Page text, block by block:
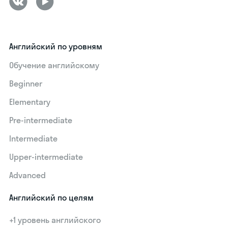
Английский по уровням
Обучение английскому
Beginner
Elementary
Pre-intermediate
Intermediate
Upper-intermediate
Advanced
Английский по целям
+1 уровень английского